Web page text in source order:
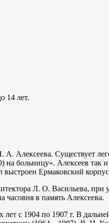
14 лет.
Алексеева. Существует
больницу». Алексеев так
выстроен Ермаковский
Л. О. Васильева,
в память Алексеева.
с 1904 по 1907 г. В